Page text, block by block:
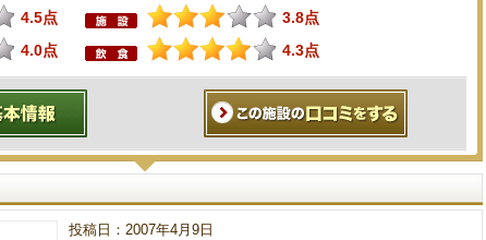
4.5点
3.8点
4.0点
4.3点
投稿日：2007年4月9日